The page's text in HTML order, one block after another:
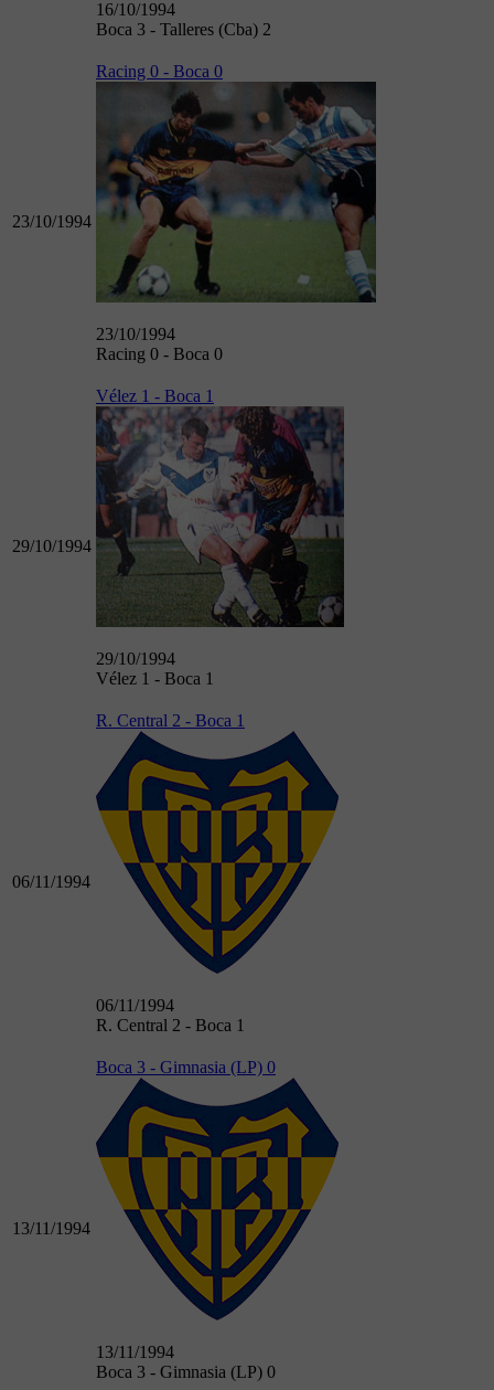
16/10/1994
Boca 3 - Talleres (Cba) 2
23/10/1994
Racing 0 - Boca 0
23/10/1994
Racing 0 - Boca 0
29/10/1994
Vélez 1 - Boca 1
29/10/1994
Vélez 1 - Boca 1
06/11/1994
R. Central 2 - Boca 1
06/11/1994
R. Central 2 - Boca 1
13/11/1994
Boca 3 - Gimnasia (LP) 0
13/11/1994
Boca 3 - Gimnasia (LP) 0